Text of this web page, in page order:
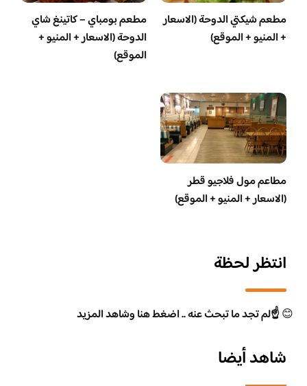
مطعم شيكتي الدوحة (الاسعار
+ المنيو + الموقع)
مطعم بومباي – كاتينغ شاي
الدوحة (الاسعار + المنيو +
الموقع)
مطاعم مول فلاجيو قطر
(الاسعار + المنيو + الموقع)
انتظر لحظة
😊☝️لم تجد ما تبحث عنه .. اضغط هنا وشاهد المزيد
شاهد أيضا